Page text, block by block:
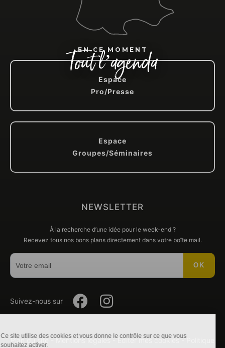
Ce site utilise des cookies et vous donne le contrôle sur ce que vous
souhaitez activer.
EN CE MOMENT
Tout l’agenda
Espace
Pro/Presse
Espace
Groupes/Séminaires
NEWSLETTER
À la recherche d’une idée pour le week-end ?
Recevez tous nos bons plans directement dans votre boîte mail.
OK
Suivez-nous sur
Suivez-
Suivez-
Plan du site -Mentions légales -Éditer mes cookies -